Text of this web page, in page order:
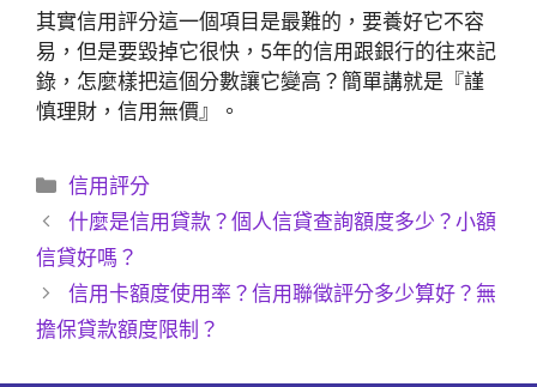
其實信用評分這一個項目是最難的，要養好它不容
易，但是要毀掉它很快，5年的信用跟銀行的往來記
錄，怎麼樣把這個分數讓它變高？簡單講就是『謹
慎理財，信用無價』。
分
類
信用評分
什麼是信用貸款？個人信貸查詢額度多少？小額
信貸好嗎？
信用卡額度使用率？信用聯徵評分多少算好？無
擔保貸款額度限制？